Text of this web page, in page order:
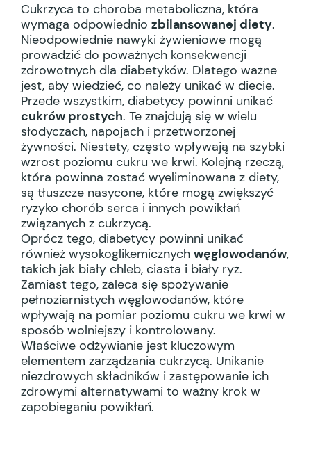
Cukrzyca to choroba metaboliczna, która
wymaga odpowiednio zbilansowanej diety.
Nieodpowiednie nawyki żywieniowe mogą
prowadzić do poważnych konsekwencji
zdrowotnych dla diabetyków. Dlatego ważne
jest, aby wiedzieć, co należy unikać w diecie.
Przede wszystkim, diabetycy powinni unikać
cukrów prostych. Te znajdują się w wielu
słodyczach, napojach i przetworzonej
żywności. Niestety, często wpływają na szybki
wzrost poziomu cukru we krwi. Kolejną rzeczą,
która powinna zostać wyeliminowana z diety,
są tłuszcze nasycone, które mogą zwiększyć
ryzyko chorób serca i innych powikłań
związanych z cukrzycą.
Oprócz tego, diabetycy powinni unikać
również wysokoglikemicznych węglowodanów,
takich jak biały chleb, ciasta i biały ryż.
Zamiast tego, zaleca się spożywanie
pełnoziarnistych węglowodanów, które
wpływają na pomiar poziomu cukru we krwi w
sposób wolniejszy i kontrolowany.
Właściwe odżywianie jest kluczowym
elementem zarządzania cukrzycą. Unikanie
niezdrowych składników i zastępowanie ich
zdrowymi alternatywami to ważny krok w
zapobieganiu powikłań.